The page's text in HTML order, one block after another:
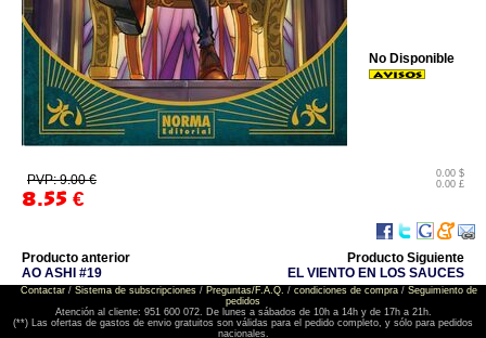
PVP: 9.00 €
8.55 €
0.00 $
0.00 £
No Disponible
Producto anterior
AO ASHI #19
Producto Siguiente
EL VIENTO EN LOS SAUCES
Contactar/ Sistema de subscripciones/ Preguntas/F.A.Q. / condiciones de compra/ Seguimiento de
pedidos
Atención al cliente: 951 600 072. De lunes a sábados de 10h a 14h y de 17h a 21h.
(**) Las ofertas de gastos de envio gratuitos son válidas para el pedido completo, y sólo para pedidos
nacionales.